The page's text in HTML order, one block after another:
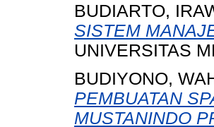
BUDIARTO,
SISTEM
UNIVERSITAS
BUDIYONO,
PEMBUATAN
MUSTANINDO